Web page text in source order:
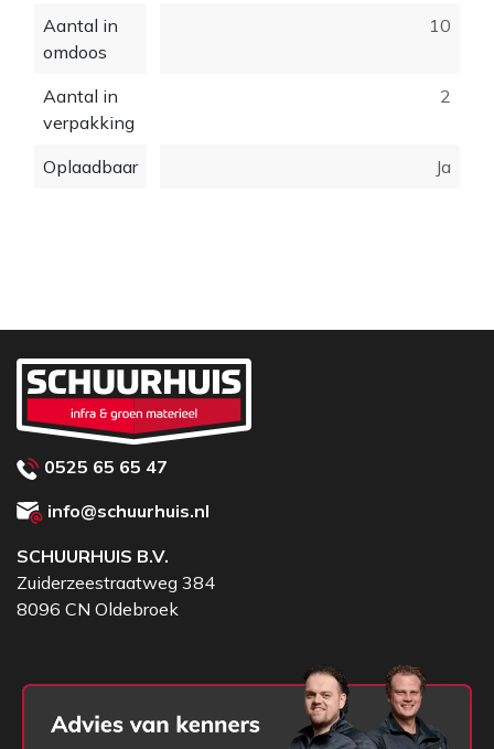
Aantal in
omdoos
10
Aantal in
verpakking
2
Oplaadbaar Ja
0525 65 65 47
info@schuurhuis.nl
SCHUURHUIS B.V.
Zuiderzeestraatweg 384
8096 CN Oldebroek